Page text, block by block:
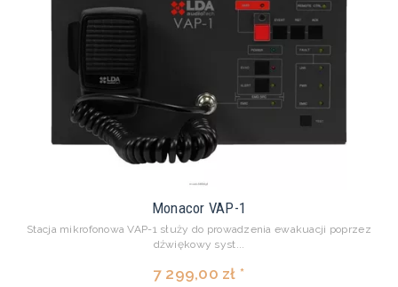
Monacor VAP-1
Stacja mikrofonowa VAP-1 służy do prowadzenia ewakuacji poprzez
dźwiękowy syst...
7 299,00 zł *